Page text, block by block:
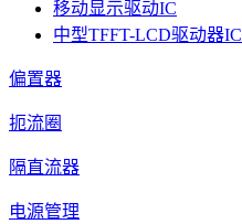
移动显示驱动IC
中型TFFT-LCD驱动器IC
偏置器
扼流圈
隔直流器
电源管理